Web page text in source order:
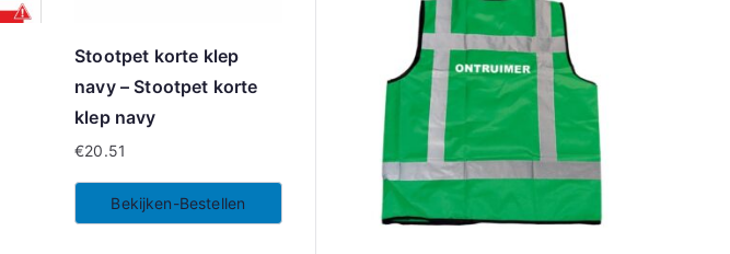
Stootpet korte klep
navy – Stootpet korte
klep navy
€20.51
Bekijken-Bestellen